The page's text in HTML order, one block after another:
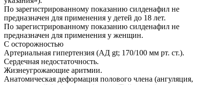
По зарегистрированному показанию силденафил не
предназначен для применения у детей до 18 лет.
По зарегистрированному показанию силденафил не
предназначен для применения у женщин.
С осторожностью
Артериальная гипертензия (АД gt; 170/100 мм рт. ст.).
Сердечная недостаточность.
Жизнеугрожающие аритмии.
Анатомическая деформация полового члена (ангуляция,